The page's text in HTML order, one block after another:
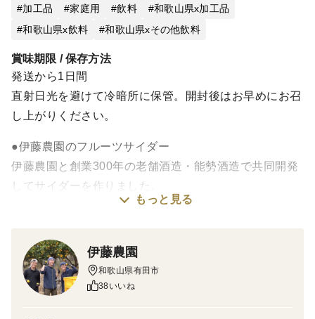
加工品 家庭用 飲料
和歌山県x加工品
和歌山県x飲料
和歌山県xその他飲料
賞味期限 / 保存方法
発送から1日間
直射日光を避けて冷暗所に保管。開封後はお早めにお召
し上がりください。
●伊藤農園のフルーツサイダー
伊藤農園と創業300年の老舗酒造・能勢酒造で共同開発
してサイダーを作りました。
まろやかで雑味のないスッキリした後味ときめ細やか
●内容
はっさくサイダー200ml：ほろ苦くさっぱりとした後味
もっと見る
伊藤農園
和歌山県有田市
38いいね